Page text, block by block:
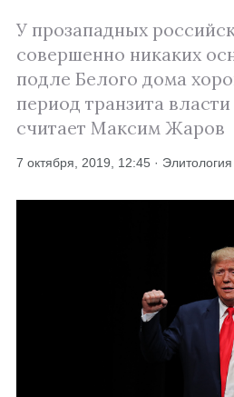
У прозападных
совершенно никаких
подле Белого дома
период транзита власти
считает Максим Жаров
7 октября, 2019, 12:45 · Элитология